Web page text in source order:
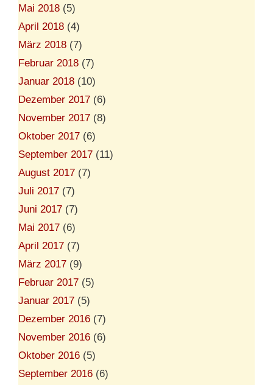
Mai 2018 (5)
April 2018 (4)
März 2018 (7)
Februar 2018 (7)
Januar 2018 (10)
Dezember 2017 (6)
November 2017 (8)
Oktober 2017 (6)
September 2017 (11)
August 2017 (7)
Juli 2017 (7)
Juni 2017 (7)
Mai 2017 (6)
April 2017 (7)
März 2017 (9)
Februar 2017 (5)
Januar 2017 (5)
Dezember 2016 (7)
November 2016 (6)
Oktober 2016 (5)
September 2016 (6)